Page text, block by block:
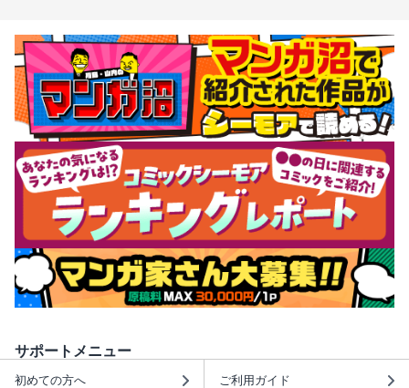
サポートメニュー
初めての方へ ご利用ガイド